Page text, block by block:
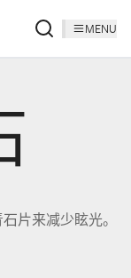
MENU
片来减少眩光。